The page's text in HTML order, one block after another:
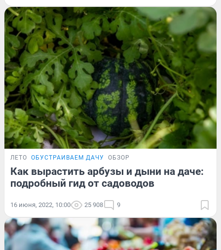
ЛЕТО ОБУСТРАИВАЕМ ДАЧУ ОБЗОР
Как вырастить арбузы и дыни на даче:
подробный гид от садоводов
16 июня, 2022, 10:00 25 908 9